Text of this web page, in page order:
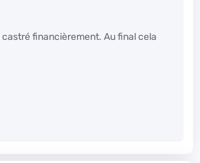
financièrement. Au final cela